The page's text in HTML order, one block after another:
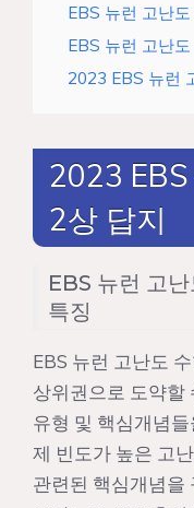
EBS 뉴런 고난
EBS 뉴런 고난
2023 EBS 뉴런
2023
2상 답지
EBS 뉴런 고
특징
EBS 뉴런 고난도
상위권으로 도약할
유형 및 핵심개념
제 빈도가 높은 고
관련된 핵심개념을